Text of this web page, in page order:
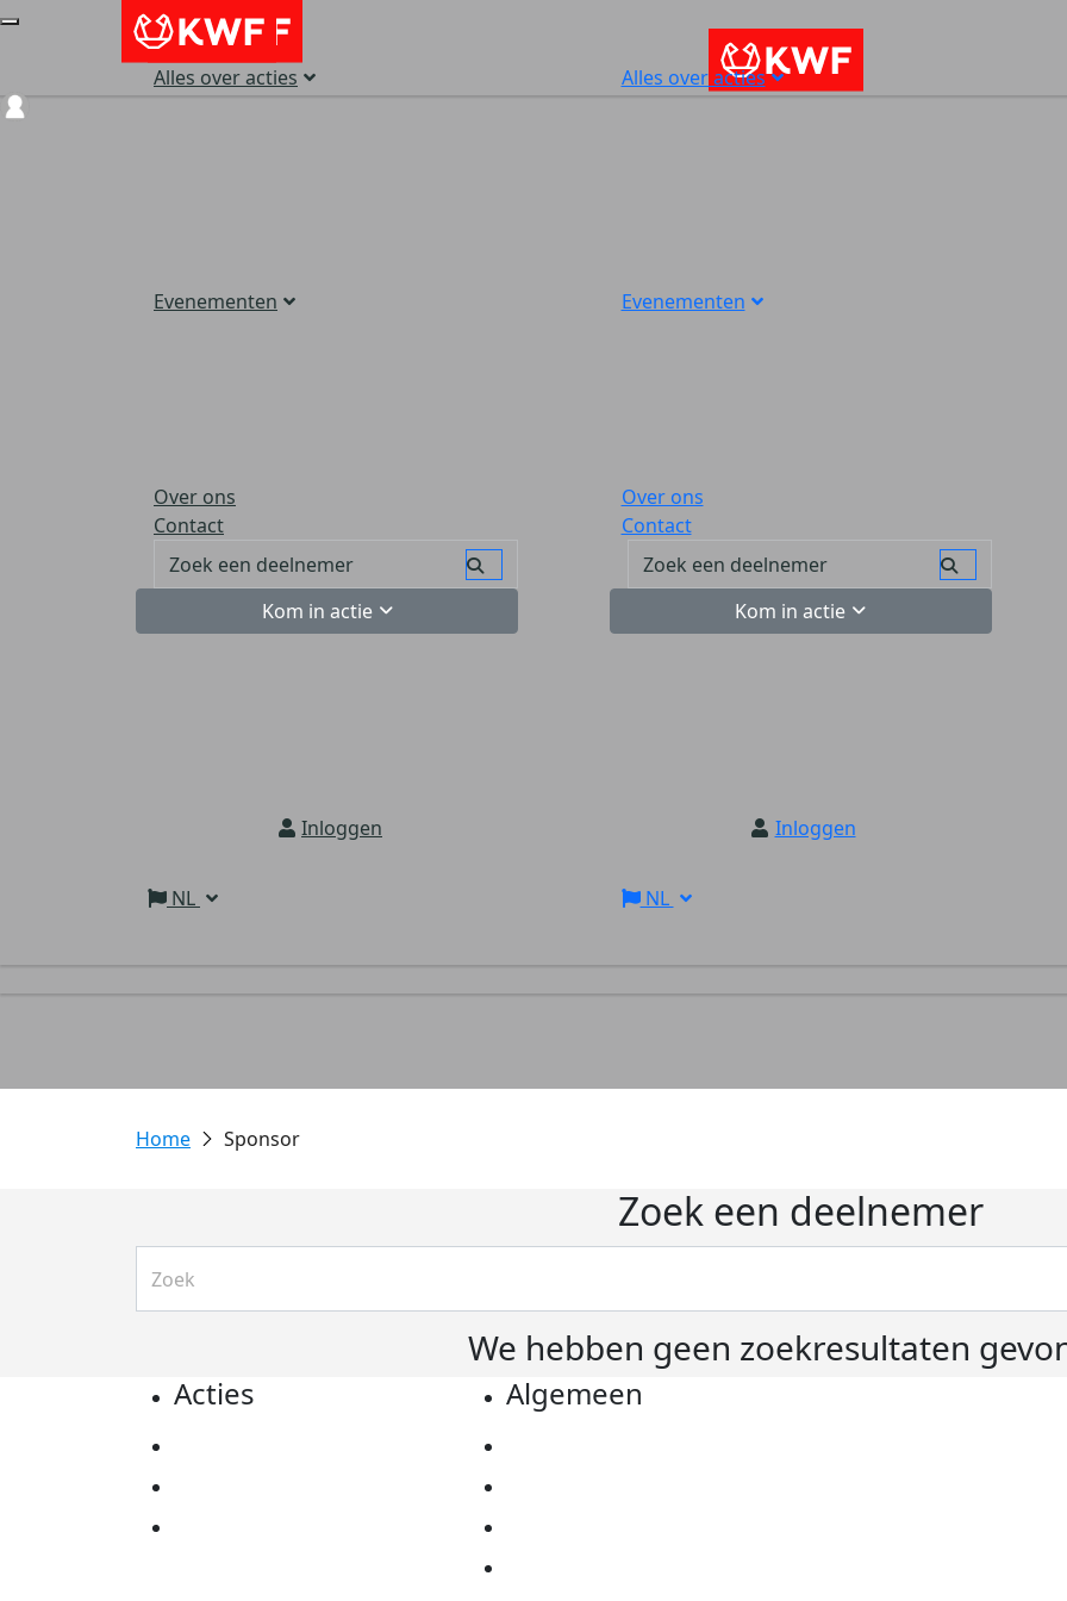
Alles over acties
Evenementen
Over ons
Contact
Kom in actie
Inloggen
NL
Alles over acties
Evenementen
Over ons
Contact
Kom in actie
Inloggen
NL
Sponsor
Zoek een deelnemer
We hebben geen zoekresultaten
Acties Algemeen